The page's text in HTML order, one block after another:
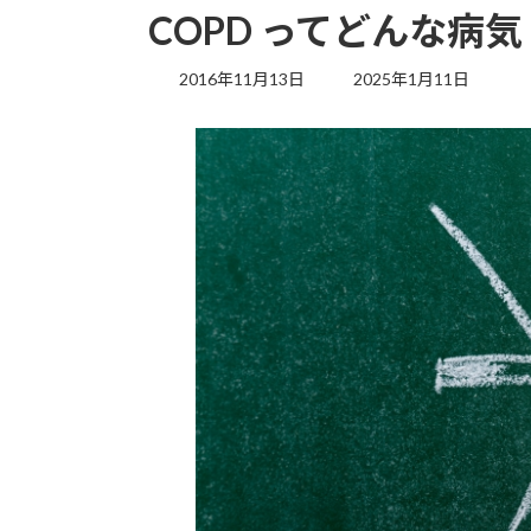
COPD ってどんな病
2016年11月13日
最
更
新
日
時
2025年1月11日